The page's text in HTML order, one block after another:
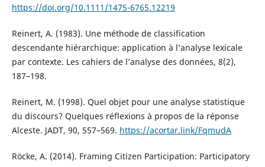
https://doi.org/10.1111/1475-6765.12219
Reinert, A. (1983). Une méthode de classification
descendante hiérarchique: application à l’analyse lexicale
par contexte. Les cahiers de l’analyse des données, 8(2),
187–198.
Reinert, M. (1998). Quel objet pour une analyse statistique
du discours? Quelques réflexions à propos de la réponse
Alceste. JADT, 90, 557–569. https://acortar.link/FqmudA
Röcke, A. (2014). Framing Citizen Participation: Participatory